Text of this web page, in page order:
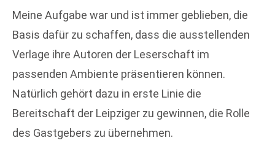
Meine Aufgabe war und ist immer geblieben, die
Basis dafür zu schaffen, dass die ausstellenden
Verlage ihre Autoren der Leserschaft im
passenden Ambiente präsentieren können.
Natürlich gehört dazu in erste Linie die
Bereitschaft der Leipziger zu gewinnen, die Rolle
des Gastgebers zu übernehmen.